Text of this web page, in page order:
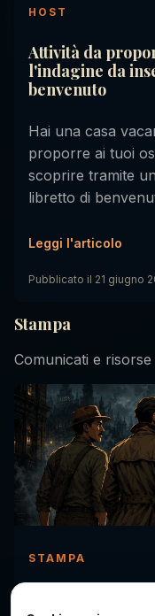
HOST
Attività da
l'indagine da
benvenuto
Hai una casa
proporre ai tuoi
scoprire tramite
libretto di
Leggi l'articolo
Pubblicato il 21 giugno
Stampa
Comunicati e
STAMPA